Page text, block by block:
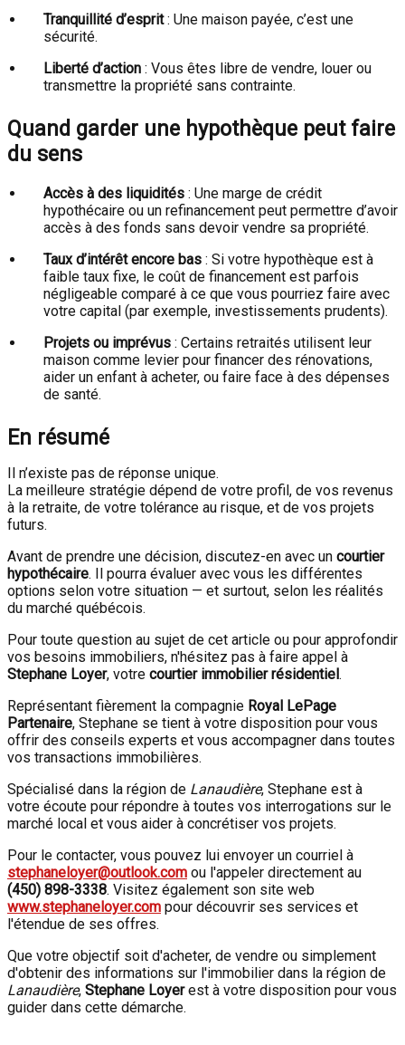
Tranquillité d’esprit: Une maison payée, c’est une
sécurité.
Liberté d’action : Vous êtes libre de vendre, louer ou
transmettre la propriété sans contrainte.
Quand garder une hypothèque peut faire
du sens
Accès à des liquidités : Une marge de crédit
hypothécaire ou un refinancement peut permettre d’avoir
accès à des fonds sans devoir vendre sa propriété.
Taux d’intérêt encore bas : Si votre hypothèque est à
faible taux fixe, le coût de financement est parfois
négligeable comparé à ce que vous pourriez faire avec
votre capital (par exemple, investissements prudents).
Projets ou imprévus : Certains retraités utilisent leur
maison comme levier pour financer des rénovations,
aider un enfant à acheter, ou faire face à des dépenses
de santé.
En résumé
Il n’existe pas de réponse unique.
La meilleure stratégie dépend de votre profil, de vos revenus
à la retraite, de votre tolérance au risque, et de vos projets
futurs.
Avant de prendre une décision, discutez-en avec un courtier
hypothécaire. Il pourra évaluer avec vous les différentes
options selon votre situation — et surtout, selon les réalités
du marché québécois.
Pour toute question au sujet de cet article ou pour approfondir
vos besoins immobiliers, n'hésitez pas à faire appel à
Stephane Loyer, votre courtier immobilier résidentiel.
Représentant fièrement la compagnie Royal LePage
Partenaire, Stephane se tient à votre disposition pour vous
offrir des conseils experts et vous accompagner dans toutes
vos transactions immobilières.
Spécialisé dans la région de Lanaudière, Stephane est à
votre écoute pour répondre à toutes vos interrogations sur le
marché local et vous aider à concrétiser vos projets.
Pour le contacter, vous pouvez lui envoyer un courriel à
stephaneloyer@outlook.com ou l'appeler directement au
(450) 898-3338. Visitez également son site web
www.stephaneloyer.com pour découvrir ses services et
l'étendue de ses offres.
Que votre objectif soit d'acheter, de vendre ou simplement
d'obtenir des informations sur l'immobilier dans la région de
Lanaudière, Stephane Loyerest à votre disposition pour vous
guider dans cette démarche.